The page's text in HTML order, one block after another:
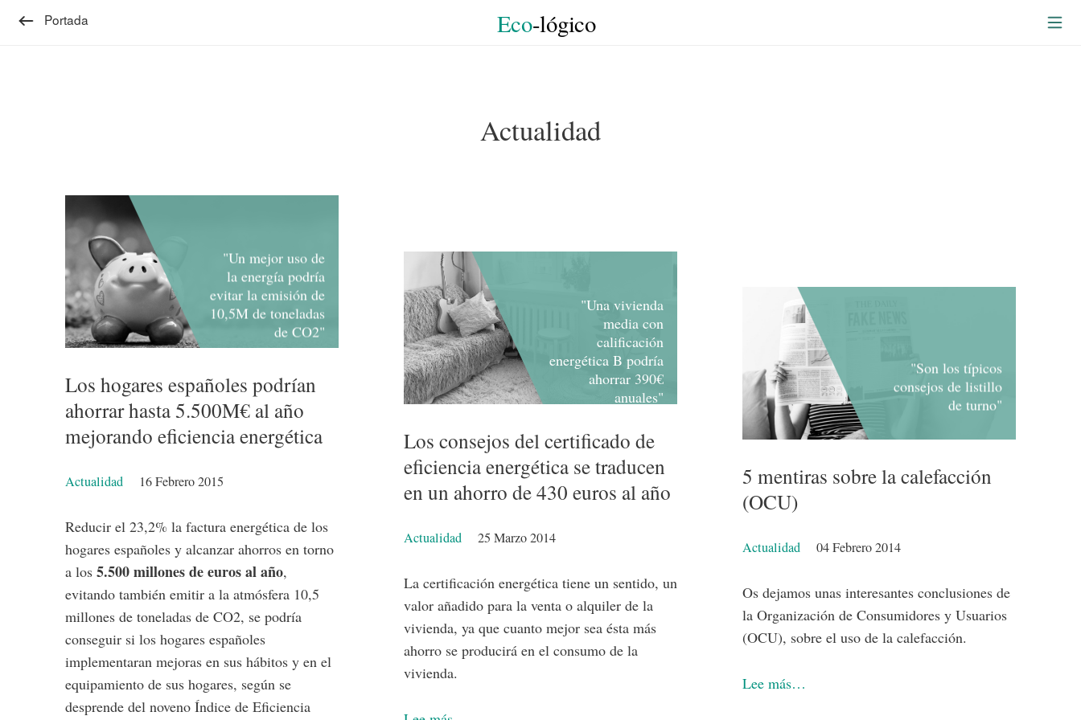
Eco-lógico
Portada
Actualidad
"Un mejor uso de
la energía podría
evitar la emisión de
10,5M de toneladas
de CO2"
Los hogares españoles podrían
ahorrar hasta 5.500M€ al año
mejorando eficiencia energética
Detalles
Actualidad 16 Febrero 2015
Reducir el 23,2% la factura energética de los
hogares españoles y alcanzar ahorros en torno
a los 5.500 millones de euros al año,
evitando también emitir a la atmósfera 10,5
millones de toneladas de CO2, se podría
conseguir si los hogares españoles
implementaran mejoras en sus hábitos y en el
equipamiento de sus hogares, según se
desprende del noveno Índice de Eficiencia
"Una vivienda
media con
calificación
energética B podría
ahorrar 390€
anuales"
Los consejos del certificado de
eficiencia energética se traducen
en un ahorro de 430 euros al año
Detalles
Actualidad 25 Marzo 2014
La certificación energética tiene un sentido, un
valor añadido para la venta o alquiler de la
vivienda, ya que cuanto mejor sea ésta más
ahorro se producirá en el consumo de la
vivienda.
"Son los típicos
consejos de listillo
de turno"
5 mentiras sobre la calefacción
(OCU)
Detalles
Actualidad 04 Febrero 2014
Os dejamos unas interesantes conclusiones de
la Organización de Consumidores y Usuarios
(OCU), sobre el uso de la calefacción.
Lee más…